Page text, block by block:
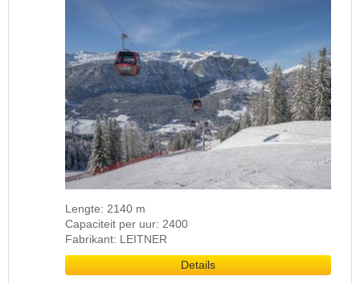
Lengte: 2140 m
Capaciteit per uur: 2400
Fabrikant: LEITNER
Details